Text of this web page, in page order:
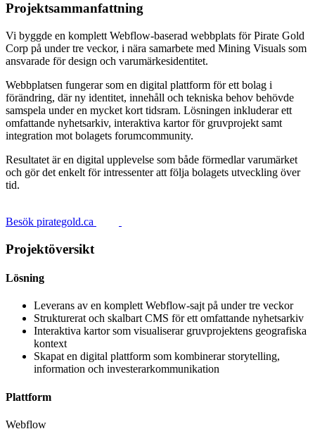
Projektsammanfattning
Vi byggde en komplett Webflow-baserad webbplats för Pirate Gold
Corp på under tre veckor, i nära samarbete med Mining Visuals som
ansvarade för design och varumärkesidentitet.
Webbplatsen fungerar som en digital plattform för ett bolag i
förändring, där ny identitet, innehåll och tekniska behov behövde
samspela under en mycket kort tidsram. Lösningen inkluderar ett
omfattande nyhetsarkiv, interaktiva kartor för gruvprojekt samt
integration mot bolagets forumcommunity.
Resultatet är en digital upplevelse som både förmedlar varumärket
och gör det enkelt för intressenter att följa bolagets utveckling över
tid.
Besök pirategold.ca
Projektöversikt
Lösning
Leverans av en komplett Webflow-sajt på under tre veckor
Strukturerat och skalbart CMS för ett omfattande nyhetsarkiv
Interaktiva kartor som visualiserar gruvprojektens geografiska
kontext
Skapat en digital plattform som kombinerar storytelling,
information och investerarkommunikation
Plattform
Webflow